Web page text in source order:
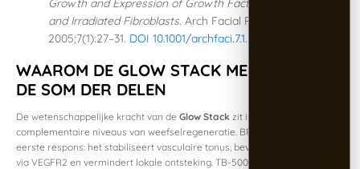
Growth and Expression of Growth Factors by Normal
and Irradiated Fibroblasts. Arch Facial Plast Surg.
2005;7(1):27–31. DOI 10.1001/archfaci.7.1.27
WAAROM DE GLOW STACK MEER IS DAN
DE SOM DER DELEN
De wetenschappelijke kracht van de Glow Stack zit in drie
complementaire niveaus van weefselregeneratie. BPC-157 adresseert de
eerste respons: het stabiliseert vasculaire tonus, bevordert angiogenese
via VEGFR2 en vermindert lokale ontsteking. TB-500 coördineert